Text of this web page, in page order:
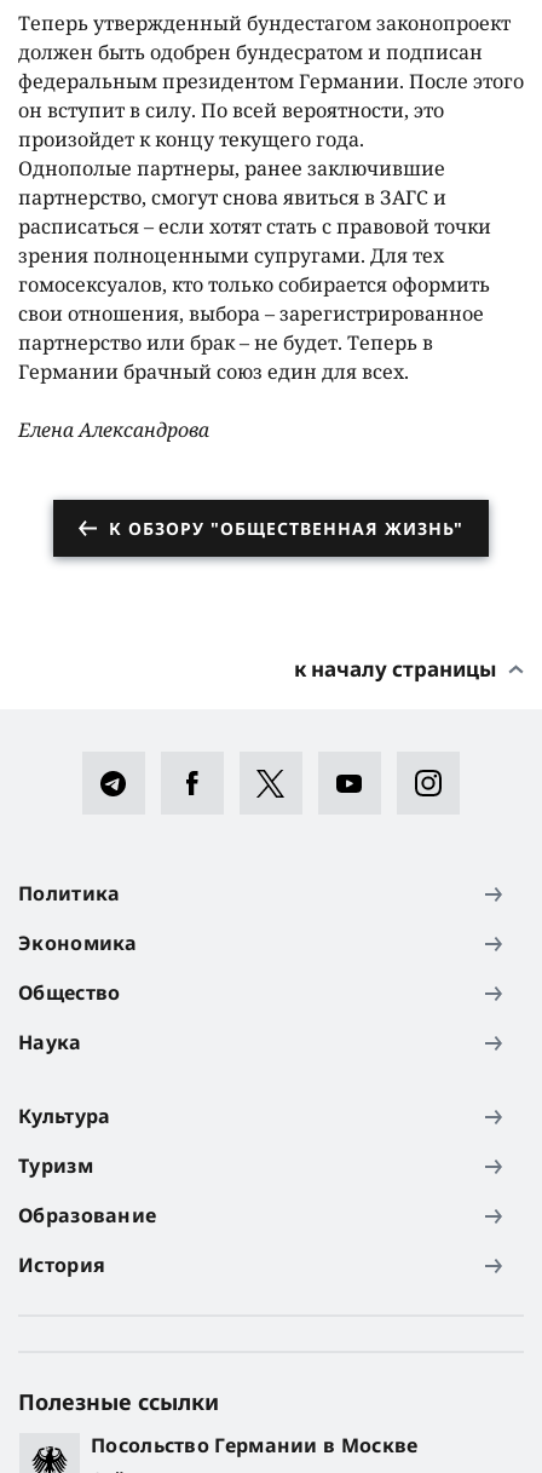
Теперь утвержденный бундестагом законопроект
должен быть одобрен бундесратом и подписан
федеральным президентом Германии. После этого
он вступит в силу. По всей вероятности, это
произойдет к концу текущего года.
Однополые партнеры, ранее заключившие
партнерство, смогут снова явиться в ЗАГС и
расписаться – если хотят стать с правовой точки
зрения полноценными супругами. Для тех
гомосексуалов, кто только собирается оформить
свои отношения, выбора – зарегистрированное
партнерство или брак – не будет. Теперь в
Германии брачный союз един для всех.
Елена Александрова
К ОБЗОРУ "ОБЩЕСТВЕННАЯ ЖИЗНЬ"
к началу страницы
Политика
Экономика
Общество
Наука
Культура
Туризм
Образование
История
Полезные ссылки
Посольство Германии в Москве